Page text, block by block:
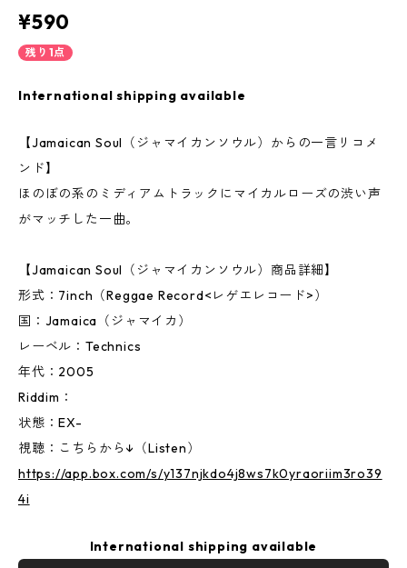
¥590
残り1点
International shipping available
【Jamaican Soul（ジャマイカンソウル）からの一言リコメ
ンド】
ほのぼの系のミディアムトラックにマイカルローズの渋い声
がマッチした一曲。
【Jamaican Soul（ジャマイカンソウル）商品詳細】
形式：7inch（Reggae Record<レゲエレコード>）
国：Jamaica（ジャマイカ）
レーベル：Technics
年代：2005
Riddim：
状態：EX-
視聴：こちらから↓（Listen）
https://app.box.com/s/y137njkdo4j8ws7k0yraoriim3ro39
4i
International shipping available